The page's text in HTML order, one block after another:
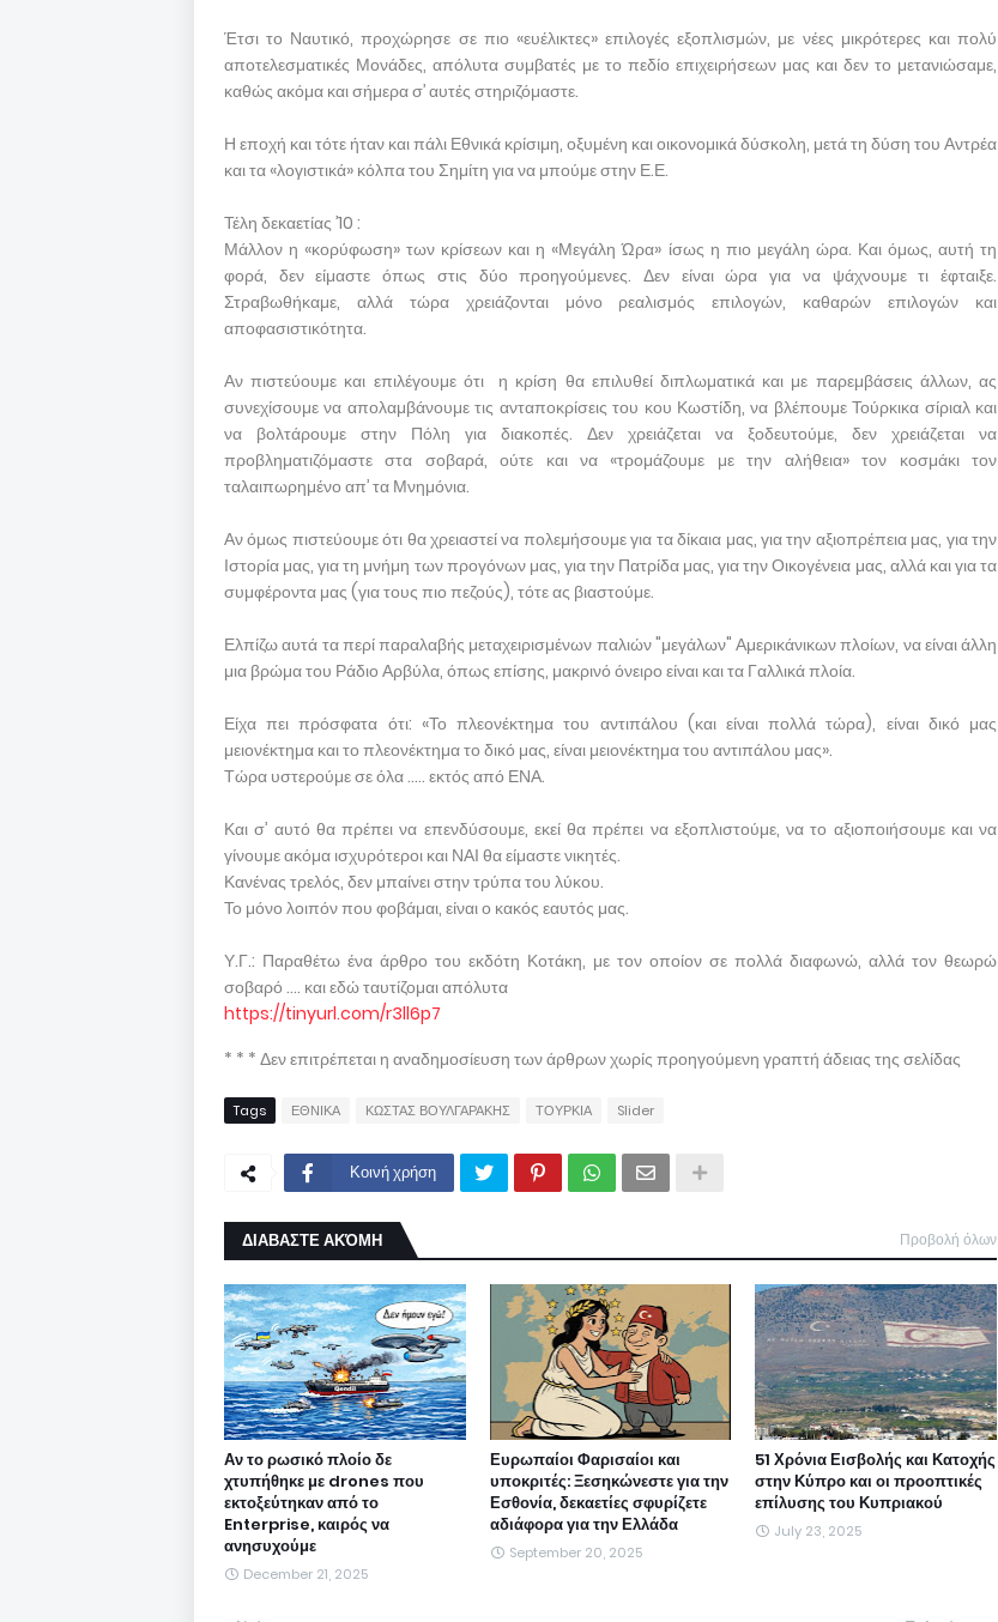
Έτσι το Ναυτικό, προχώρησε σε πιο «ευέλικτες» επιλογές εξοπλισμών, με νέες μικρότερες και πολύ
αποτελεσματικές Μονάδες, απόλυτα συμβατές με το πεδίο επιχειρήσεων μας και δεν το μετανιώσαμε,
καθώς ακόμα και σήμερα σ’ αυτές στηριζόμαστε.
Η εποχή και τότε ήταν και πάλι Εθνικά κρίσιμη, οξυμένη και οικονομικά δύσκολη, μετά τη δύση του Αντρέα
και τα «λογιστικά» κόλπα του Σημίτη για να μπούμε στην Ε.Ε.
Τέλη δεκαετίας ’10 :
Μάλλον η «κορύφωση» των κρίσεων και η «Μεγάλη Ώρα» ίσως η πιο μεγάλη ώρα. Και όμως, αυτή τη
φορά, δεν είμαστε όπως στις δύο προηγούμενες. Δεν είναι ώρα για να ψάχνουμε τι έφταιξε.
Στραβωθήκαμε, αλλά τώρα χρειάζονται μόνο ρεαλισμός επιλογών, καθαρών επιλογών και
αποφασιστικότητα.
Αν πιστεύουμε και επιλέγουμε ότι η κρίση θα επιλυθεί διπλωματικά και με παρεμβάσεις άλλων, ας
συνεχίσουμε να απολαμβάνουμε τις ανταποκρίσεις του κου Κωστίδη, να βλέπουμε Τούρκικα σίριαλ και
να βολτάρουμε στην Πόλη για διακοπές. Δεν χρειάζεται να ξοδευτούμε, δεν χρειάζεται να
προβληματιζόμαστε στα σοβαρά, ούτε και να «τρομάζουμε με την αλήθεια» τον κοσμάκι τον
ταλαιπωρημένο απ’ τα Μνημόνια.
Αν όμως πιστεύουμε ότι θα χρειαστεί να πολεμήσουμε για τα δίκαια μας, για την αξιοπρέπεια μας, για την
Ιστορία μας, για τη μνήμη των προγόνων μας, για την Πατρίδα μας, για την Οικογένεια μας, αλλά και για τα
συμφέροντα μας (για τους πιο πεζούς), τότε ας βιαστούμε.
Ελπίζω αυτά τα περί παραλαβής μεταχειρισμένων παλιών "μεγάλων" Αμερικάνικων πλοίων, να είναι άλλη
μια βρώμα του Ράδιο Αρβύλα, όπως επίσης, μακρινό όνειρο είναι και τα Γαλλικά πλοία.
Είχα πει πρόσφατα ότι: «Το πλεονέκτημα του αντιπάλου (και είναι πολλά τώρα), είναι δικό μας
μειονέκτημα και το πλεονέκτημα το δικό μας, είναι μειονέκτημα του αντιπάλου μας».
Τώρα υστερούμε σε όλα ….. εκτός από ΕΝΑ.
Και σ’ αυτό θα πρέπει να επενδύσουμε, εκεί θα πρέπει να εξοπλιστούμε, να το αξιοποιήσουμε και να
γίνουμε ακόμα ισχυρότεροι και ΝΑΙ θα είμαστε νικητές.
Κανένας τρελός, δεν μπαίνει στην τρύπα του λύκου.
Το μόνο λοιπόν που φοβάμαι, είναι ο κακός εαυτός μας.
Υ.Γ.: Παραθέτω ένα άρθρο του εκδότη Κοτάκη, με τον οποίον σε πολλά διαφωνώ, αλλά τον θεωρώ
σοβαρό …. και εδώ ταυτίζομαι απόλυτα
https://tinyurl.com/r3ll6p7
* * * Δεν επιτρέπεται η αναδημοσίευση των άρθρων χωρίς προηγούμενη γραπτή άδειας της σελίδας
Tags ΕΘΝΙΚΑ ΚΩΣΤΑΣ ΒΟΥΛΓΑΡΑΚΗΣ ΤΟΥΡΚΙΑ Slider
Κοινή χρήση
ΔΙΑΒΑΣΤΕ ΑΚΌΜΗ Προβολή όλων
Αν το ρωσικό πλοίο δε
χτυπήθηκε με drones που
εκτοξεύτηκαν από το
Enterprise, καιρός να
ανησυχούμε
December 21, 2025
Ευρωπαίοι Φαρισαίοι και
υποκριτές: Ξεσηκώνεστε για την
Εσθονία, δεκαετίες σφυρίζετε
αδιάφορα για την Ελλάδα
September 20, 2025
51 Χρόνια Εισβολής και Κατοχής
στην Κύπρο και οι προοπτικές
επίλυσης του Κυπριακού
July 23, 2025